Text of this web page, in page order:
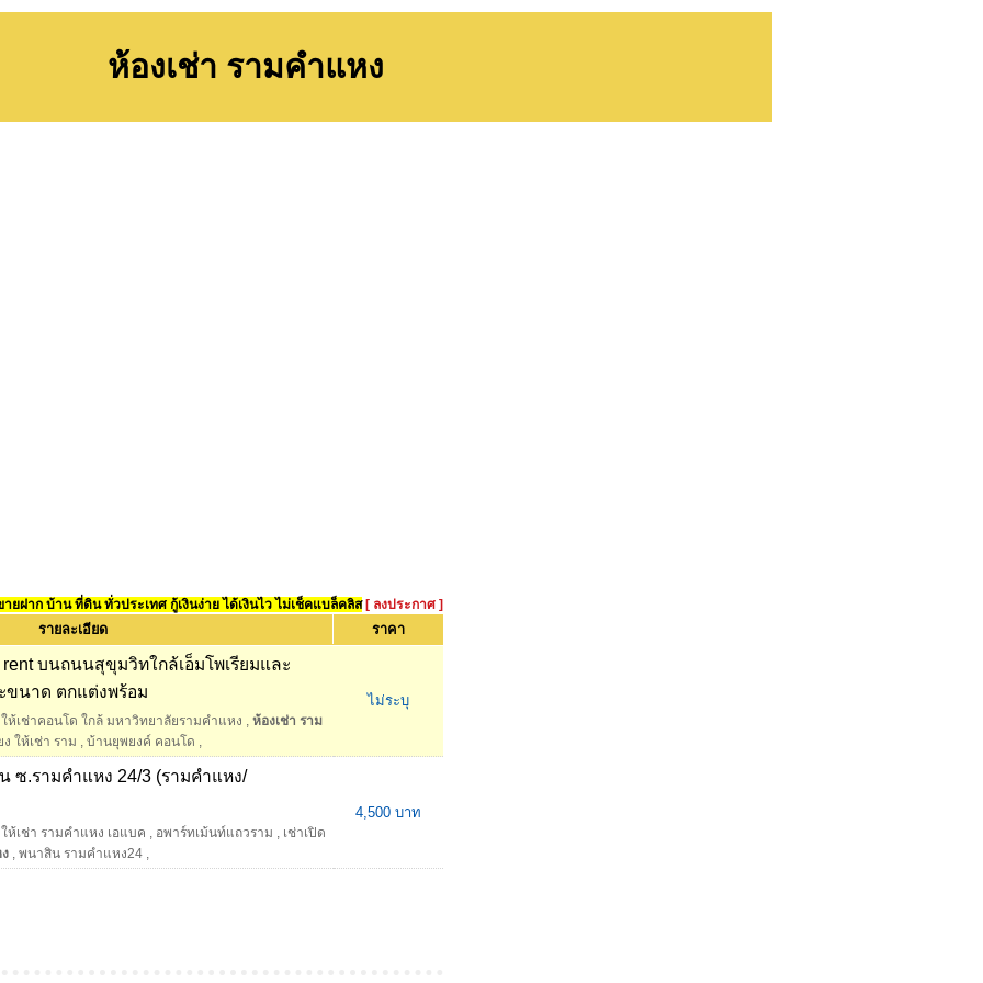
ห้องเช่า รามคําแหง
ยฝาก บ้าน ที่ดิน ทั่วประเทศ กู้เงินง่าย ได้เงินไว ไม่เช็คแบล็คลิส [ ลงประกาศ ]
รายละเอียด ราคา
บนถนนสุขุมวิทใกล้เอ็มโพเรียมและ
ขนาด ตกแต่งพร้อม
ให้เช่าคอนโด ใกล้ มหาวิทยาลัยรามคำแหง , ห้องเช่า ราม
ให้เช่า ราม , บ้านยุพยงค์ คอนโด ,
ไม่ระบุ
ซ.รามคำแหง 24/3 (รามคำแหง/
ให้เช่า รามคำแหง เอแบค , อพาร์ทเม้นท์แถวราม , เช่าเปิด
, พนาสิน รามคำแหง24 ,
4,500 บาท